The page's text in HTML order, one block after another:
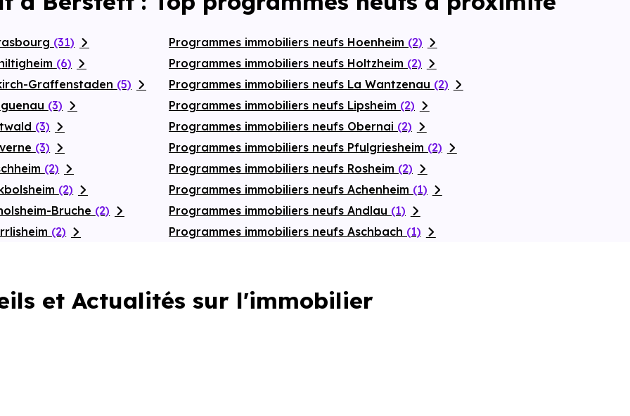
(31)
(6)
Graffenstaden (5)
(3)
(3)
(3)
(2)
(2)
Bruche (2)
(2)
Programmes immobiliers neufs Hoenheim (2)
Programmes immobiliers neufs Holtzheim (2)
Programmes immobiliers neufs La Wantzenau (2)
Programmes immobiliers neufs Lipsheim (2)
Programmes immobiliers neufs Obernai (2)
Programmes immobiliers neufs Pfulgriesheim (2)
Programmes immobiliers neufs Rosheim (2)
Programmes immobiliers neufs Achenheim (1)
Programmes immobiliers neufs Andlau (1)
Programmes immobiliers neufs Aschbach (1)
et Actualités sur l'immobilier